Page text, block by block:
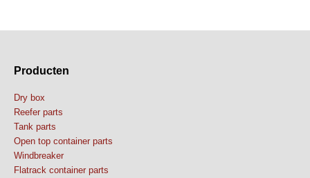
Producten
Dry box
Reefer parts
Tank parts
Open top container parts
Windbreaker
Flatrack container parts